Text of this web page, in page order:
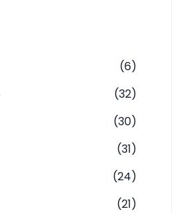
(6)
(32)
(30)
(31)
(24)
(21)